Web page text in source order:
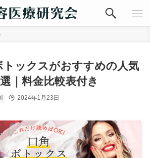
トックスがおすすめの人気
｜料金比較表付き
2024年1月23日